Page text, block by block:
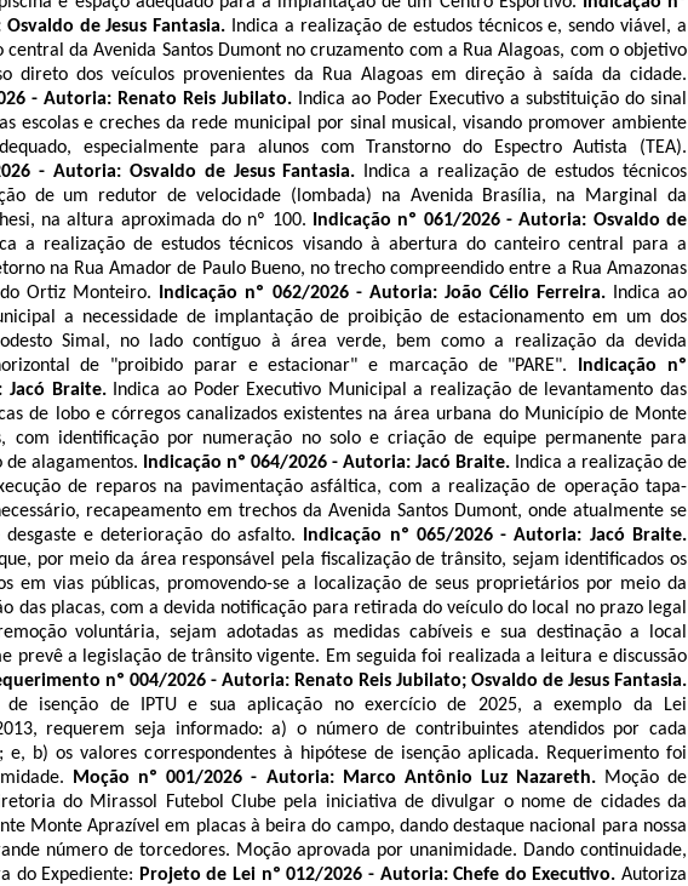
de Jesus Fantasia.
Indica a realização de estudos técnicos e, sendo viável, a
da Avenida Santos Dumont no cruzamento com a Rua Alagoas, com o objetivo
direto dos veículos provenientes da Rua Alagoas em direção à saída da cidade.
- Autoria: Renato Reis Jubilato.
Indica ao Poder Executivo a substituição do sinal
escolas e creches da rede municipal por sinal musical, visando promover ambiente
especialmente para alunos com Transtorno do Espectro Autista (TEA).
- Autoria: Osvaldo de Jesus Fantasia.
Indica a realização de estudos técnicos
de um redutor de velocidade (lombada) na Avenida Brasília, na Marginal da
, na altura aproximada do nº 100.
Indicação nº 061/2026 - Autoria: Osvaldo de
a realização de estudos técnicos visando à abertura do canteiro central para a
na Rua Amador de Paulo Bueno, no trecho compreendido entre a Rua Amazonas
Ortiz Monteiro.
Indicação nº 062/2026 - Autoria: João Célio Ferreira.
Indica ao
a necessidade de implantação de proibição de estacionamento em um dos
Simal , no lado contíguo à área verde, bem como a realização da devida
de "proibido parar e estacionar" e marcação de "PARE".
Indicação nº
Jacó
Braite.
Indica ao Poder Executivo Municipal a realização de levantamento das
de lobo e córregos canalizados existentes na área urbana do Município de Monte
com identificação por numeração no solo e criação de equipe permanente para
de alagamentos.
Indicação nº 064/2026 - Autoria: Jacó Braite. Indica a realização de
de reparos na pavimentação asfáltica, com a realização de operação tapa-
recapeamento em trechos da Avenida Santos Dumont, onde atualmente se
e deterioração do asfalto.
Indicação nº 065/2026 - Autoria: Jacó Braite.
por meio da área responsável pela fiscalização de trânsito, sejam identificados os
em vias públicas, promovendo-se a localização de seus proprietários por meio da
das placas, com a devida notificação para retirada do veículo do local no prazo legal
voluntária, sejam adotadas as medidas cabíveis e sua destinação a local
prevê a legislação de trânsito vigente. Em seguida foi realizada a leitura e discussão
nº 004/2026 - Autoria: Renato Reis Jubilato; Osvaldo de Jesus Fantasia.
de isenção de IPTU e sua aplicação no exercício de 2025, a exemplo da Lei
requerem seja informado: a) o número de contribuintes atendidos por cada
e, b) os valores correspondentes à hipótese de isenção aplicada. Requerimento foi
Moção nº 001/2026 - Autoria: Marco Antônio Luz Nazareth. Moção de
do Mirassol Futebol Clube pela iniciativa de divulgar o nome de cidades da
Monte Aprazível em placas à beira do campo, dando destaque nacional para nossa
número de torcedores. Moção aprovada por unanimidade. Dando continuidade,
do Expediente: Projeto de Lei nº 012/2026 - Autoria: Chefe do Executivo. Autoriza